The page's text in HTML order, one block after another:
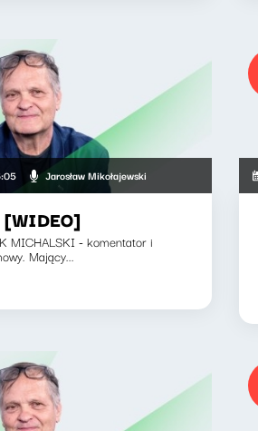
Jarosław Mikołajewski
MICHALSKI - komentator i
Mający...